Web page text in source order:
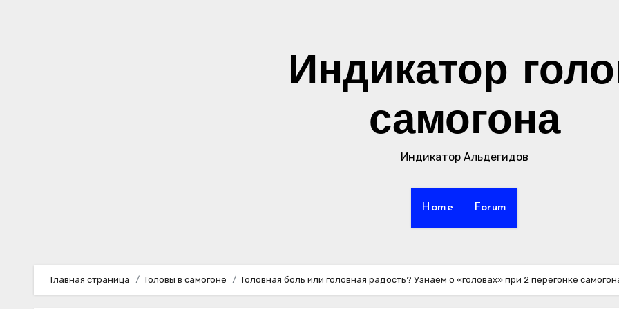
Индикатор
самогона
Индикатор Альдегидов
Home Forum
Главная страница Головы в самогоне Головная боль или головная радость? Узнаем о «головах» при 2 перегонке